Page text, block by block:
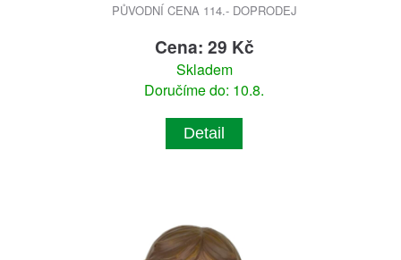
PŮVODNÍ CENA 114.- DOPRODEJ
Cena: 29 Kč
Skladem
Doručíme do: 10.8.
Detail